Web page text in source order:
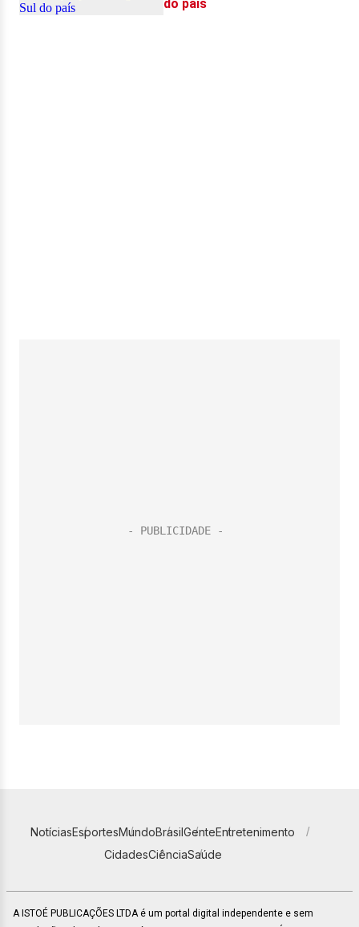
NotíciasEsportesMundoBrasilGenteEntretenimento
CidadesCiênciaSaúde
A ISTOÉ PUBLICAÇÕES LTDA é um portal digital independente e sem